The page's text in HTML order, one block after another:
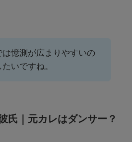
は憶測が広まりやすいの
いですね。
氏｜元カレはダンサー？